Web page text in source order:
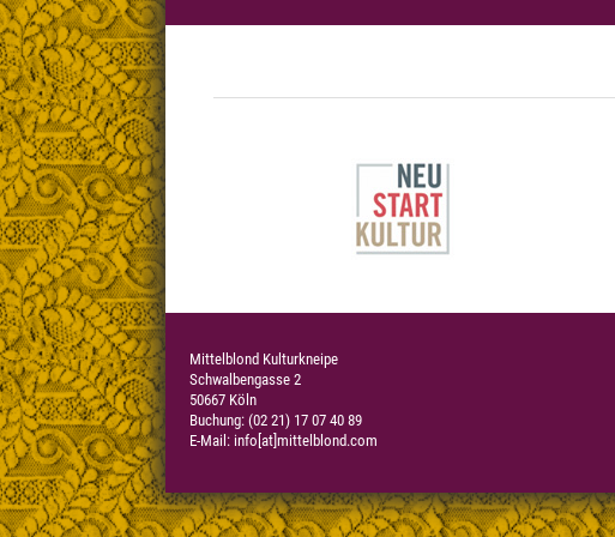
Mittelblond Kulturkneipe
Schwalbengasse 2
50667 Köln
Buchung: (02 21) 17 07 40 89
E-Mail: info[at]mittelblond.com